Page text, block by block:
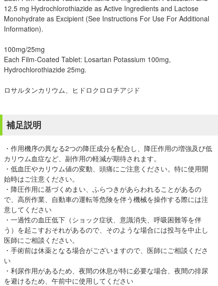
12.5 mg Hydrochlorothiazide as Active Ingredients and Lactose
Monohydrate as Excipient (See Instructions For Use For Additional
Information).
100mg/25mg
Each Film-Coated Tablet: Losartan Potassium 100mg,
Hydrochlorothiazide 25mg.
ロサルタンカリウム、ヒドロクロロチアジド
補足説明
・作用機序の異なる2つの降圧成分を配合し、降圧作用の増強及び低
カリウム血症など、副作用の軽減が期待されます。
・低血圧やカリウム値の変動、頭痛にご注意ください。特に使用開
始時はご注意ください。
・降圧作用に基づくめまい、ふらつきがあらわれることがあるの
で、高所作業、自動車の運転等危険を伴う機械を操作する際には注
意してください
・一過性の血圧低下（ショック症状、意識消失、呼吸困難等を伴
う）を起こすおそれがあるので、そのような場合には投与を中止し
医師にご相談ください。
・手術前は休薬となる場合がございますので、医師にご相談くださ
い
・利尿作用があるため、夜間の休息が特に必要な場合、夜間の排尿
を避けるため、午前中に使用してください